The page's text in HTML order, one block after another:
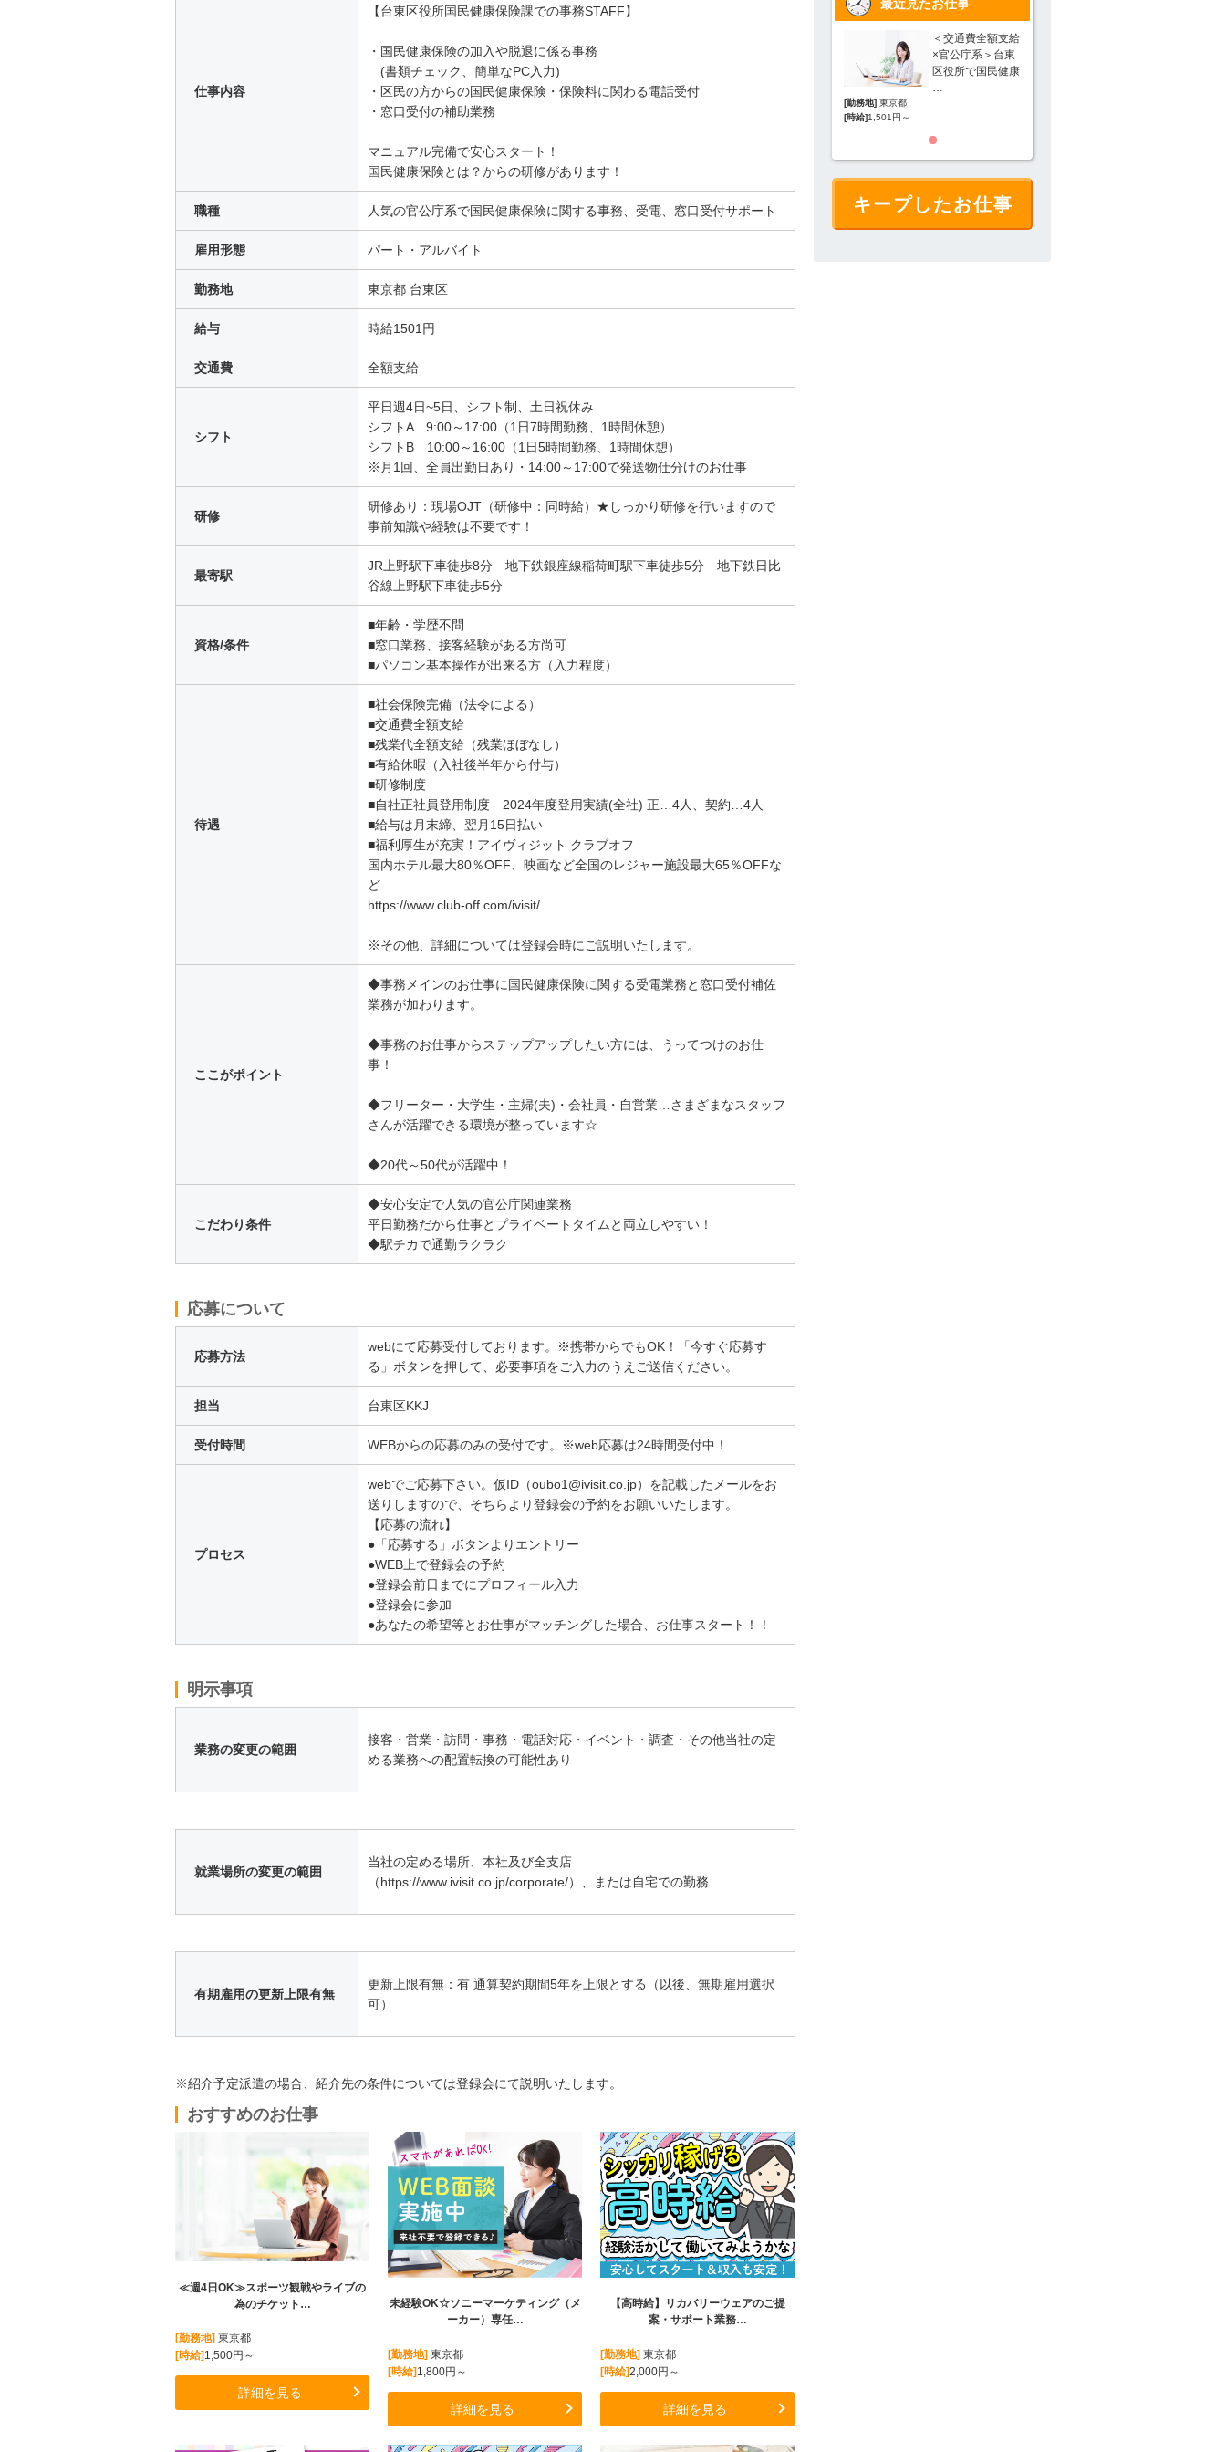
仕事内容
【台東区役所国民健康保険課での事務STAFF】
・国民健康保険の加入や脱退に係る事務
(書類チェック、簡単なPC入力)
・区民の方からの国民健康保険・保険料に関わる電話受付
・窓口受付の補助業務
マニュアル完備で安心スタート！
国民健康保険とは？からの研修があります！
職種 人気の官公庁系で国民健康保険に関する事務、受電、窓口受付サポート
雇用形態 パート・アルバイト
勤務地 東京都 台東区
給与 時給1501円
交通費 全額支給
シフト
平日週4日~5日、シフト制、土日祝休み
シフトA 9:00～17:00（1日7時間勤務、1時間休憩）
シフトB 10:00～16:00（1日5時間勤務、1時間休憩）
※月1回、全員出勤日あり・14:00～17:00で発送物仕分けのお仕事
研修
研修あり：現場OJT（研修中：同時給）★しっかり研修を行いますので
事前知識や経験は不要です！
最寄駅
JR上野駅下車徒歩8分 地下鉄銀座線稲荷町駅下車徒歩5分 地下鉄日比
谷線上野駅下車徒歩5分
資格/条件
■年齢・学歴不問
■窓口業務、接客経験がある方尚可
■パソコン基本操作が出来る方（入力程度）
待遇
■社会保険完備（法令による）
■交通費全額支給
■残業代全額支給（残業ほぼなし）
■有給休暇（入社後半年から付与）
■研修制度
■自社正社員登用制度 2024年度登用実績(全社) 正…4人、契約…4人
■給与は月末締、翌月15日払い
■福利厚生が充実！アイヴィジット クラブオフ
国内ホテル最大80％OFF、映画など全国のレジャー施設最大65％OFFな
ど
https://www.club-off.com/ivisit/
※その他、詳細については登録会時にご説明いたします。
ここがポイント
◆事務メインのお仕事に国民健康保険に関する受電業務と窓口受付補佐
業務が加わります。
◆事務のお仕事からステップアップしたい方には、うってつけのお仕
事！
◆フリーター・大学生・主婦(夫)・会社員・自営業…さまざまなスタッフ
さんが活躍できる環境が整っています☆
◆20代～50代が活躍中！
こだわり条件
◆安心安定で人気の官公庁関連業務
平日勤務だから仕事とプライベートタイムと両立しやすい！
◆駅チカで通勤ラクラク
応募について
応募方法
webにて応募受付しております。※携帯からでもOK！「今すぐ応募す
る」ボタンを押して、必要事項をご入力のうえご送信ください。
担当 台東区KKJ
受付時間 WEBからの応募のみの受付です。※web応募は24時間受付中！
プロセス
webでご応募下さい。仮ID（oubo1@ivisit.co.jp）を記載したメールをお
送りしますので、そちらより登録会の予約をお願いいたします。
【応募の流れ】
●「応募する」ボタンよりエントリー
●WEB上で登録会の予約
●登録会前日までにプロフィール入力
●登録会に参加
●あなたの希望等とお仕事がマッチングした場合、お仕事スタート！！
明示事項
業務の変更の範囲
接客・営業・訪問・事務・電話対応・イベント・調査・その他当社の定
める業務への配置転換の可能性あり
就業場所の変更の範囲
当社の定める場所、本社及び全支店
（https://www.ivisit.co.jp/corporate/）、または自宅での勤務
有期雇用の更新上限有無
更新上限有無：有 通算契約期間5年を上限とする（以後、無期雇用選択
可）
※紹介予定派遣の場合、紹介先の条件については登録会にて説明いたします。
おすすめのお仕事
≪週4日OK≫スポーツ観戦やライブの
為のチケット…
[勤務地] 東京都
[時給]1,500円～
詳細を見る
未経験OK☆ソニーマーケティング（メ
ーカー）専任…
[勤務地] 東京都
[時給]1,800円～
詳細を見る
【高時給】リカバリーウェアのご提
案・サポート業務…
[勤務地] 東京都
[時給]2,000円～
詳細を見る
最近見たお仕事
＜交通費全額支給
×官公庁系＞台東
区役所で国民健康
[勤務地] 東京都
[時給]1,501円～
キープしたお仕事